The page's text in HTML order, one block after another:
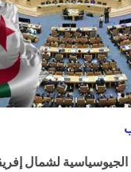
الجيوسياسية لشمال